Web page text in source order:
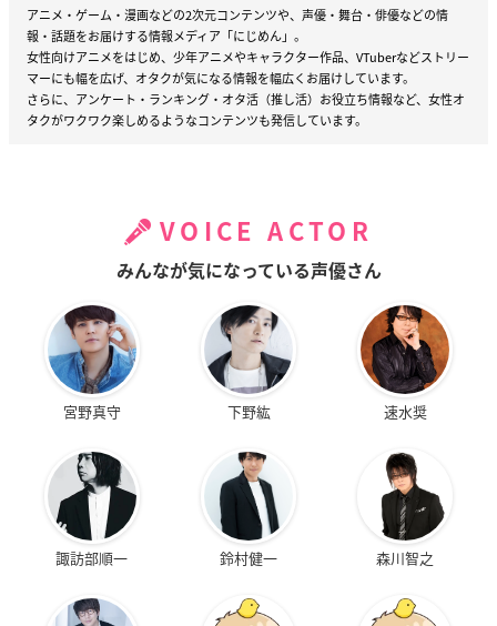
アニメ・ゲーム・漫画などの2次元コンテンツや、声優・舞台・俳優などの情
報・話題をお届けする情報メディア「にじめん」。
女性向けアニメをはじめ、少年アニメやキャラクター作品、VTuberなどストリー
マーにも幅を広げ、オタクが気になる情報を幅広くお届けしています。
さらに、アンケート・ランキング・オタ活（推し活）お役立ち情報など、女性オ
タクがワクワク楽しめるようなコンテンツも発信しています。
VOICE ACTOR
みんなが気になっている声優さん
宮野真守 下野紘 速水奨
諏訪部順一 鈴村健一 森川智之